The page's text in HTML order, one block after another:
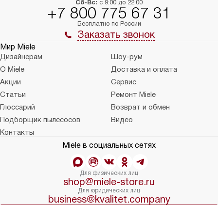
Сб-Вс: с 9:00 до 22:00
+7 800 775 67 31
Бесплатно по России
Заказать звонок
Мир Miele
Дизайнерам
Шоу-рум
О Miele
Доставка и оплата
Акции
Сервис
Статьи
Ремонт Miele
Глоссарий
Возврат и обмен
Подборщик пылесосов
Видео
Контакты
Miele в социальных сетях
Для физических лиц
shop@miele-store.ru
Для юридических лиц
business@kvalitet.company